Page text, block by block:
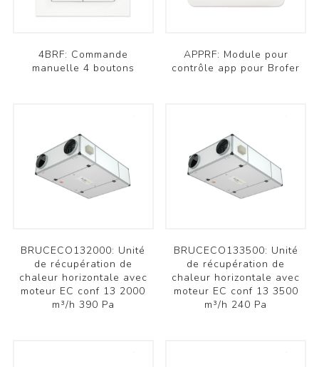
4BRF: Commande
manuelle 4 boutons
APPRF: Module pour
contrôle app pour Brofer
BRUCECO132000: Unité
de récupération de
chaleur horizontale avec
moteur EC conf 13 2000
m³/h 390 Pa
BRUCECO133500: Unité
de récupération de
chaleur horizontale avec
moteur EC conf 13 3500
m³/h 240 Pa